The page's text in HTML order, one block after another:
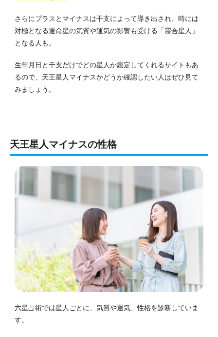
さらにプラスとマイナスは干支によって導き出され、時には
対極となる運命星の気質や運気の影響も受ける「霊合星人」
となる人も。
生年月日と干支だけでどの星人か鑑定してくれるサイトもあ
るので、天王星人マイナスかどうか確認したい人はぜひ見て
みましょう。
天王星人マイナスの性格
六星占術では星人ごとに、気質や運気、性格を診断していま
す。